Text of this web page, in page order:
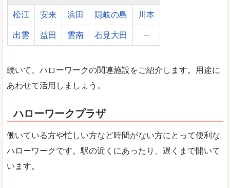
松江 安来 浜田 隠岐の島 川本
出雲 益田 雲南 石見大田 –
続いて、ハローワークの関連施設をご紹介します。用途に
あわせて活用しましょう。
ハローワークプラザ
働いている方や忙しい方など時間がない方にとって便利な
ハローワークです。駅の近くにあったり、遅くまで開いて
います。